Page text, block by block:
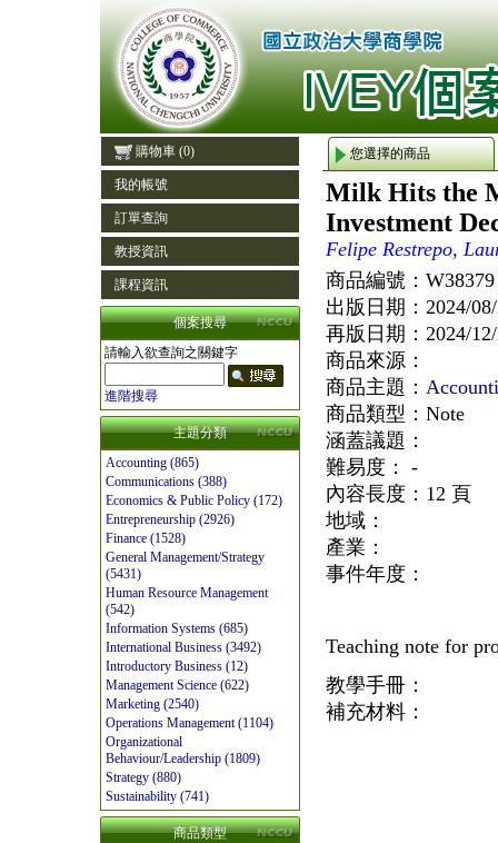
購物車 (0)
我的帳號
訂單查詢
教授資訊
課程資訊
個案搜尋
請輸入欲查詢之關鍵字
進階搜尋
主題分類
Accounting (865)
Communications (388)
Economics & Public Policy (172)
Entrepreneurship (2926)
Finance (1528)
General Management/Strategy
(5431)
Human Resource Management
(542)
Information Systems (685)
International Business (3492)
Introductory Business (12)
Management Science (622)
Marketing (2540)
Operations Management (1104)
Organizational
Behaviour/Leadership (1809)
Strategy (880)
Sustainability (741)
商品類型
您選擇的商品
Milk Hits the
Investment
Felipe Restrepo,
商品編號： W38379
出版日期： 2024/
再版日期： 2024/
商品來源：
商品主題：
商品類型： Note
涵蓋議題：
難易度：
-
內容長度： 12 頁
地域：
產業：
事件年度：
Teaching note for
教學手冊：
補充材料：